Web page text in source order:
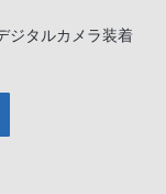
ジタルカメラ装着